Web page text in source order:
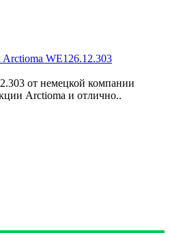
WE126.12.303
от немецкой компании
Arctioma и отлично..